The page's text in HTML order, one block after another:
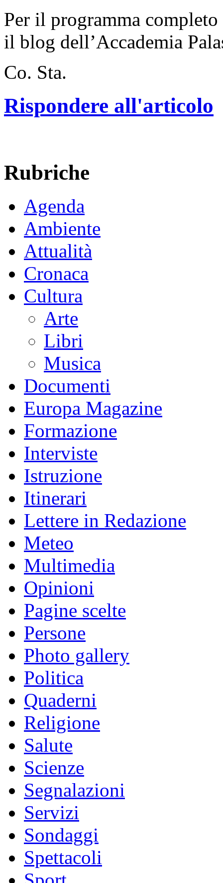
Per il programma
il blog dell’Accademia
Co. Sta.
Rispondere all'articolo
Rubriche
Agenda
Ambiente
Attualità
Cronaca
Cultura
Arte
Libri
Musica
Documenti
Europa Magazine
Formazione
Interviste
Istruzione
Itinerari
Lettere in Redazione
Meteo
Multimedia
Opinioni
Pagine scelte
Persone
Photo gallery
Politica
Quaderni
Religione
Salute
Scienze
Segnalazioni
Servizi
Sondaggi
Spettacoli